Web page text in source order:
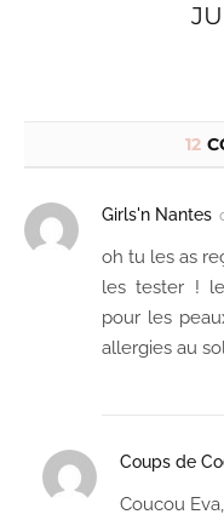
12
Girls'n Nantes
oh tu les as
les tester !
pour les
allergies au
Coups de
Coucou Eva,